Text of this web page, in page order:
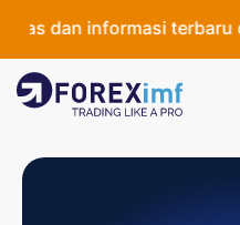
dan informasi terbaru di